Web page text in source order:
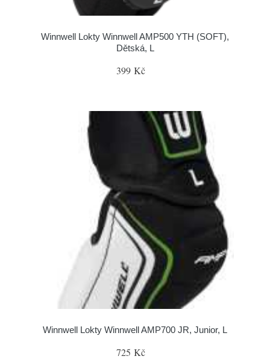
Winnwell Lokty Winnwell AMP500 YTH (SOFT),
Dětská, L
399 Kč
Winnwell Lokty Winnwell AMP700 JR, Junior, L
725 Kč